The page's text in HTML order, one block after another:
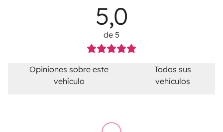
5,0
de 5
Opiniones sobre este
vehículo
Todos sus
vehículos